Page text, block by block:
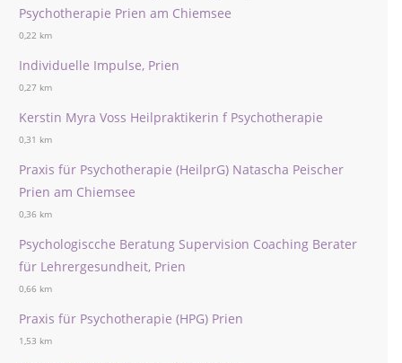
Psychotherapie Prien am Chiemsee
0,22 km
Individuelle Impulse, Prien
0,27 km
Kerstin Myra Voss Heilpraktikerin f Psychotherapie
0,31 km
Praxis für Psychotherapie (HeilprG) Natascha Peischer
Prien am Chiemsee
0,36 km
Psychologiscche Beratung Supervision Coaching Berater
für Lehrergesundheit, Prien
0,66 km
Praxis für Psychotherapie (HPG) Prien
1,53 km